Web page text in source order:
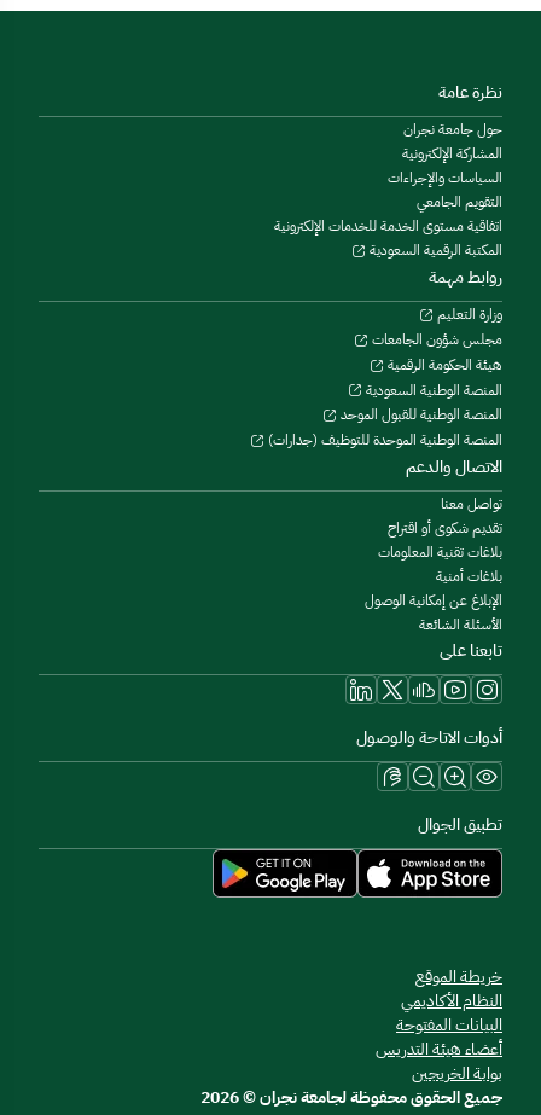
نظرة عامة
حول جامعة نجران
المشاركة الإلكترونية
السياسات والإجراءات
التقويم الجامعي
اتفاقية مستوى الخدمة للخدمات الإلكترونية
المكتبة الرقمية السعودية
روابط مهمة
وزارة التعليم
مجلس شؤون الجامعات
هيئة الحكومة الرقمية
المنصة الوطنية السعودية
المنصة الوطنية للقبول الموحد
المنصة الوطنية الموحدة للتوظيف (جدارات)
الاتصال والدعم
تواصل معنا
تقديم شكوى أو اقتراح
بلاغات تقنية المعلومات
بلاغات أمنية
الإبلاغ عن إمكانية الوصول
الأسئلة الشائعة
تابعنا على
أدوات الاتاحة والوصول
تطبيق الجوال
خريطة الموقع
النظام الأكاديمي
البيانات المفتوحة
أعضاء هيئة التدريس
بوابة الخريجين
جميع الحقوق محفوظة لجامعة نجران © 2026